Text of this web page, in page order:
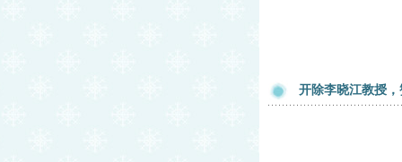
开除李晓江教授